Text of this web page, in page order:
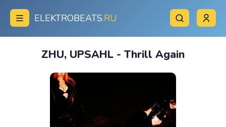
ELEKTROBEATS.RU
ZHU, UPSAHL - Thrill Again